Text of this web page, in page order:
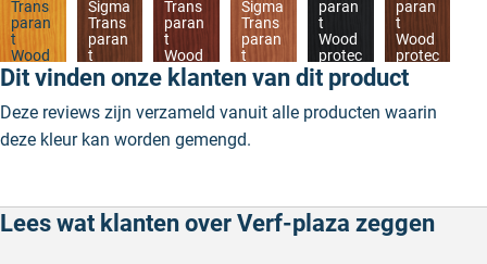
Trans
paran
t
Wood
protec
t
Sigma
Trans
paran
t
Wood
protec
Trans
paran
t
Wood
protec
t
Sigma
Trans
paran
t
Wood
protec
paran
t
Wood
protec
t
paran
t
Wood
protec
t
Dit vinden onze klanten van dit product
Deze reviews zijn verzameld vanuit alle producten waarin
deze kleur kan worden gemengd.
Lees wat klanten over Verf-plaza zeggen